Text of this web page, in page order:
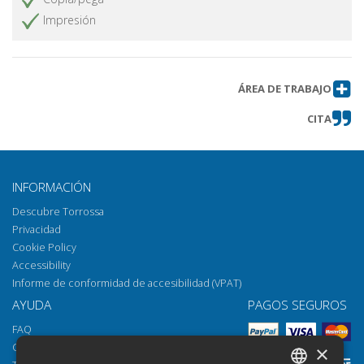
qualche considerazione lessicale
Obtener artículo
Indirizzi e recapiti degli autori Obtener artículo
Impresión
ÁREA DE TRABAJO
CITA
INFORMACIÓN
Descubre Torrossa
Privacidad
Cookie Policy
Accessibility
Informe de conformidad de accesibilidad (VPAT)
AYUDA
FAQ
Cómo abrir los archivos
PAGOS SEGUROS
×